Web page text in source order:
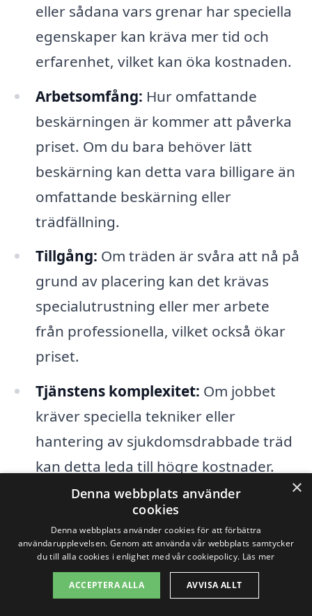
eller sådana vars grenar har speciella
egenskaper kan kräva mer tid och
erfarenhet, vilket kan öka kostnaden.
Arbetsomfång: Hur omfattande
beskärningen är kommer att påverka
priset. Om du bara behöver lätt
beskärning kan detta vara billigare än
omfattande beskärning eller
trädfällning.
Tillgång: Om träden är svåra att nå på
grund av placering kan det krävas
specialutrustning eller mer arbete
från professionella, vilket också ökar
priset.
Tjänstens komplexitet: Om jobbet
kräver speciella tekniker eller
hantering av sjukdomsdrabbade träd
kan detta leda till högre kostnader.
Företagets erfarenhet:Etablerade
företag med gott rykte kan ta ut mer
för sina tjänster, men de erbjuder ofta
hög kvalitet och säkerhet.
×
Denna webbplats använder
cookies
Denna webbplats använder cookies för att förbättra
användarupplevelsen. Genom att använda vår webbplats samtycker
du till alla cookies i enlighet med vår cookiepolicy. Läs mer
ACCEPTERA ALLA AVVISA ALLT